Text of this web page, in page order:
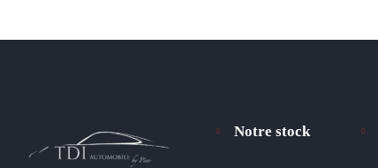
Notre stock